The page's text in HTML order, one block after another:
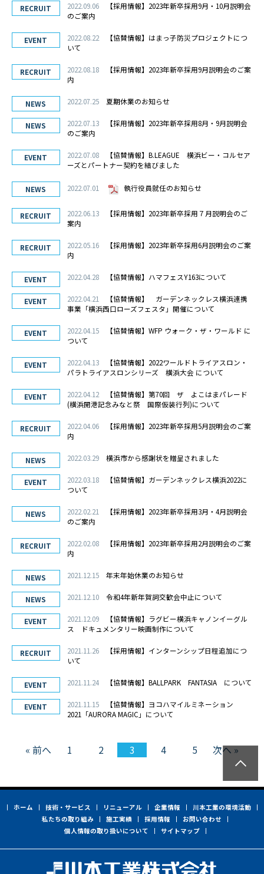
採用情報
新卒・第二新卒採用
インターンシップ
職種
キャリア採用・障がい者採用
福利厚生
よくある質問
What's NEW
お問い合わせ
個人情報の取り扱いについて
RECRUIT 2022.09.06
【採用情報】2023年新卒採用9月・10月説明会
のご案内
EVENT 2022.08.22
【協賛情報】はまっ子防災プロジェクトにつ
いて
RECRUIT 2022.08.18
【採用情報】2023年新卒採用9月説明会のご案
内
NEWS 2022.07.25 夏期休業のお知らせ
NEWS 2022.07.13
【採用情報】2023年新卒採用8月・9月説明会
のご案内
EVENT 2022.07.08
【協賛情報】B.LEAGUE 横浜ビー・コルセア
ーズとパートナー契約を結びました
NEWS 2022.07.01 執行役員就任のお知らせ
RECRUIT 2022.06.13
【採用情報】2023年新卒採用７月説明会のご
案内
RECRUIT 2022.05.16
【採用情報】2023年新卒採用6月説明会のご案
内
EVENT 2022.04.28 【協賛情報】ハマフェスY163について
EVENT 2022.04.21
【協賛情報】 ガーデンネックレス横浜連携
事業「横浜西口ローズフェスタ」開催について
EVENT 2022.04.15
【協賛情報】WFP ウォーク・ザ・ワールド に
ついて
EVENT 2022.04.13
【協賛情報】2022ワールドトライアスロン・
パラトライアスロンシリーズ 横浜大会 について
EVENT 2022.04.12
【協賛情報】第70回 ザ よこはまパレード
(横浜開港記念みなと祭 国際仮装行列)について
RECRUIT 2022.04.06
【採用情報】2023年新卒採用5月説明会のご案
内
NEWS 2022.03.29 横浜市から感謝状を贈呈されました
EVENT 2022.03.18
【協賛情報】ガーデンネックレス横浜2022に
ついて
NEWS 2022.02.21
【採用情報】2023年新卒採用3月・4月説明会
のご案内
RECRUIT 2022.02.08
【採用情報】2023年新卒採用2月説明会のご案
内
NEWS 2021.12.15 年末年始休業のお知らせ
NEWS 2021.12.10 令和4年新年賀詞交歓会中止について
EVENT 2021.12.09
【協賛情報】ラグビー横浜キャノンイーグル
ス ドキュメンタリー映画制作について
RECRUIT 2021.11.26
【採用情報】インターンシップ日程追加につ
いて
EVENT 2021.11.24 【協賛情報】BALLPARK FANTASIA について
EVENT 2021.11.15
【協賛情報】ヨコハマイルミネーション
2021「AURORA MAGIC」について
« 前へ 1 2 3 4 5 次へ »
ホーム 技術・サービス リニューアル 企業情報
川本工業の環境活動
私たちの取り組み
施工実績 採用情報
お問い合わせ
個人情報の取り扱いについて
サイトマップ